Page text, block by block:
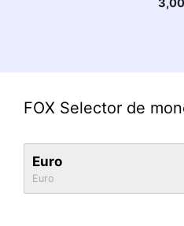
FOX Selector de
Euro
Euro